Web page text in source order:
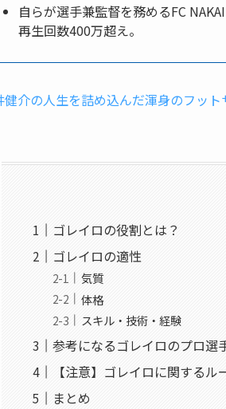
自らが選手兼監督を務めるFC
再生回数400万超え。
健介の人生を詰め込んだ渾身のフッ
ゴレイロの役割とは？
ゴレイロの適性
気質
体格
スキル・技術・経験
参考になるゴレイロのプロ選
【注意】ゴレイロに関するル
まとめ